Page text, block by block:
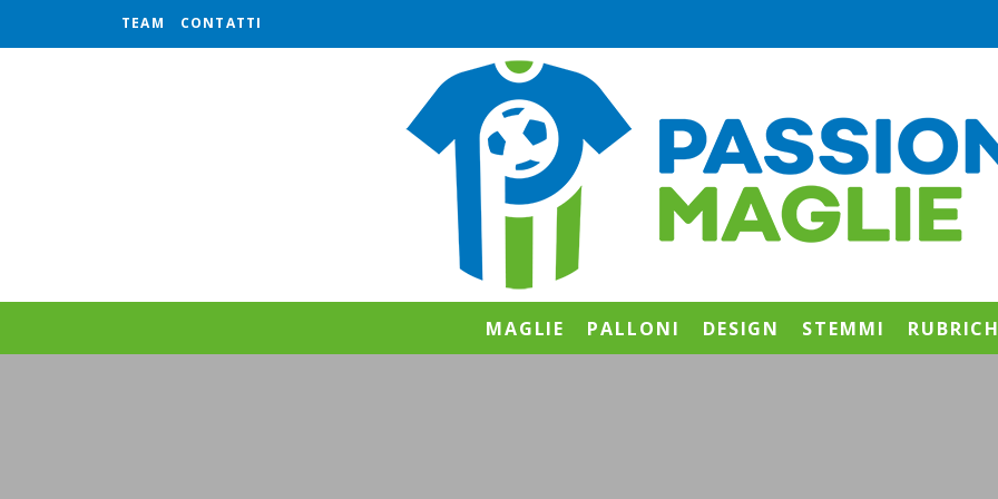
TEAM CONTATTI
MAGLIE PALLONI DESIGN STEMMI